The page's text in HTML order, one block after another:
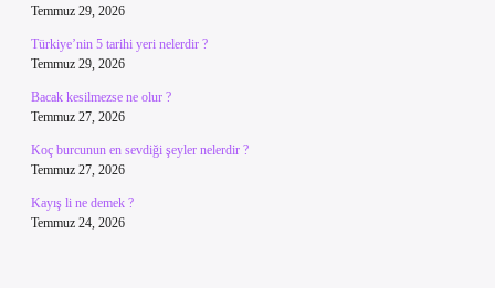
Temmuz 29, 2026
Türkiye’nin 5 tarihi yeri nelerdir ?
Temmuz 29, 2026
Bacak kesilmezse ne olur ?
Temmuz 27, 2026
Koç burcunun en sevdiği şeyler nelerdir ?
Temmuz 27, 2026
Kayış li ne demek ?
Temmuz 24, 2026